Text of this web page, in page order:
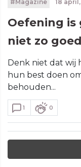
#Magazine 18
Oefening is
niet zo
Denk niet dat wij
hun best doen
behouden...
1 0